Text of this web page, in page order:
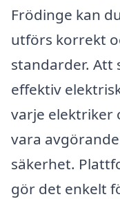
Frödinge kan
utförs korrekt
standarder. Att
effektiv
varje elektriker
vara
säkerhet.
gör det enkelt